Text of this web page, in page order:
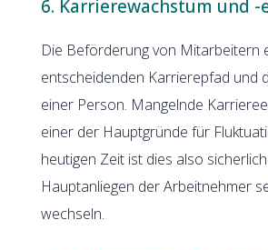
6. Karrierewachstum und
Die Beförderung von Mitarbeitern
entscheidenden Karrierepfad und
einer Person. Mangelnde
einer der Hauptgründe für
heutigen Zeit ist dies also
Hauptanliegen der Arbeitnehmer
wechseln.